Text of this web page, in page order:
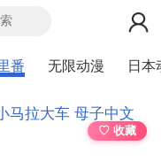
番 无限动漫 日本
马拉大车 母子中文
♡ 收藏